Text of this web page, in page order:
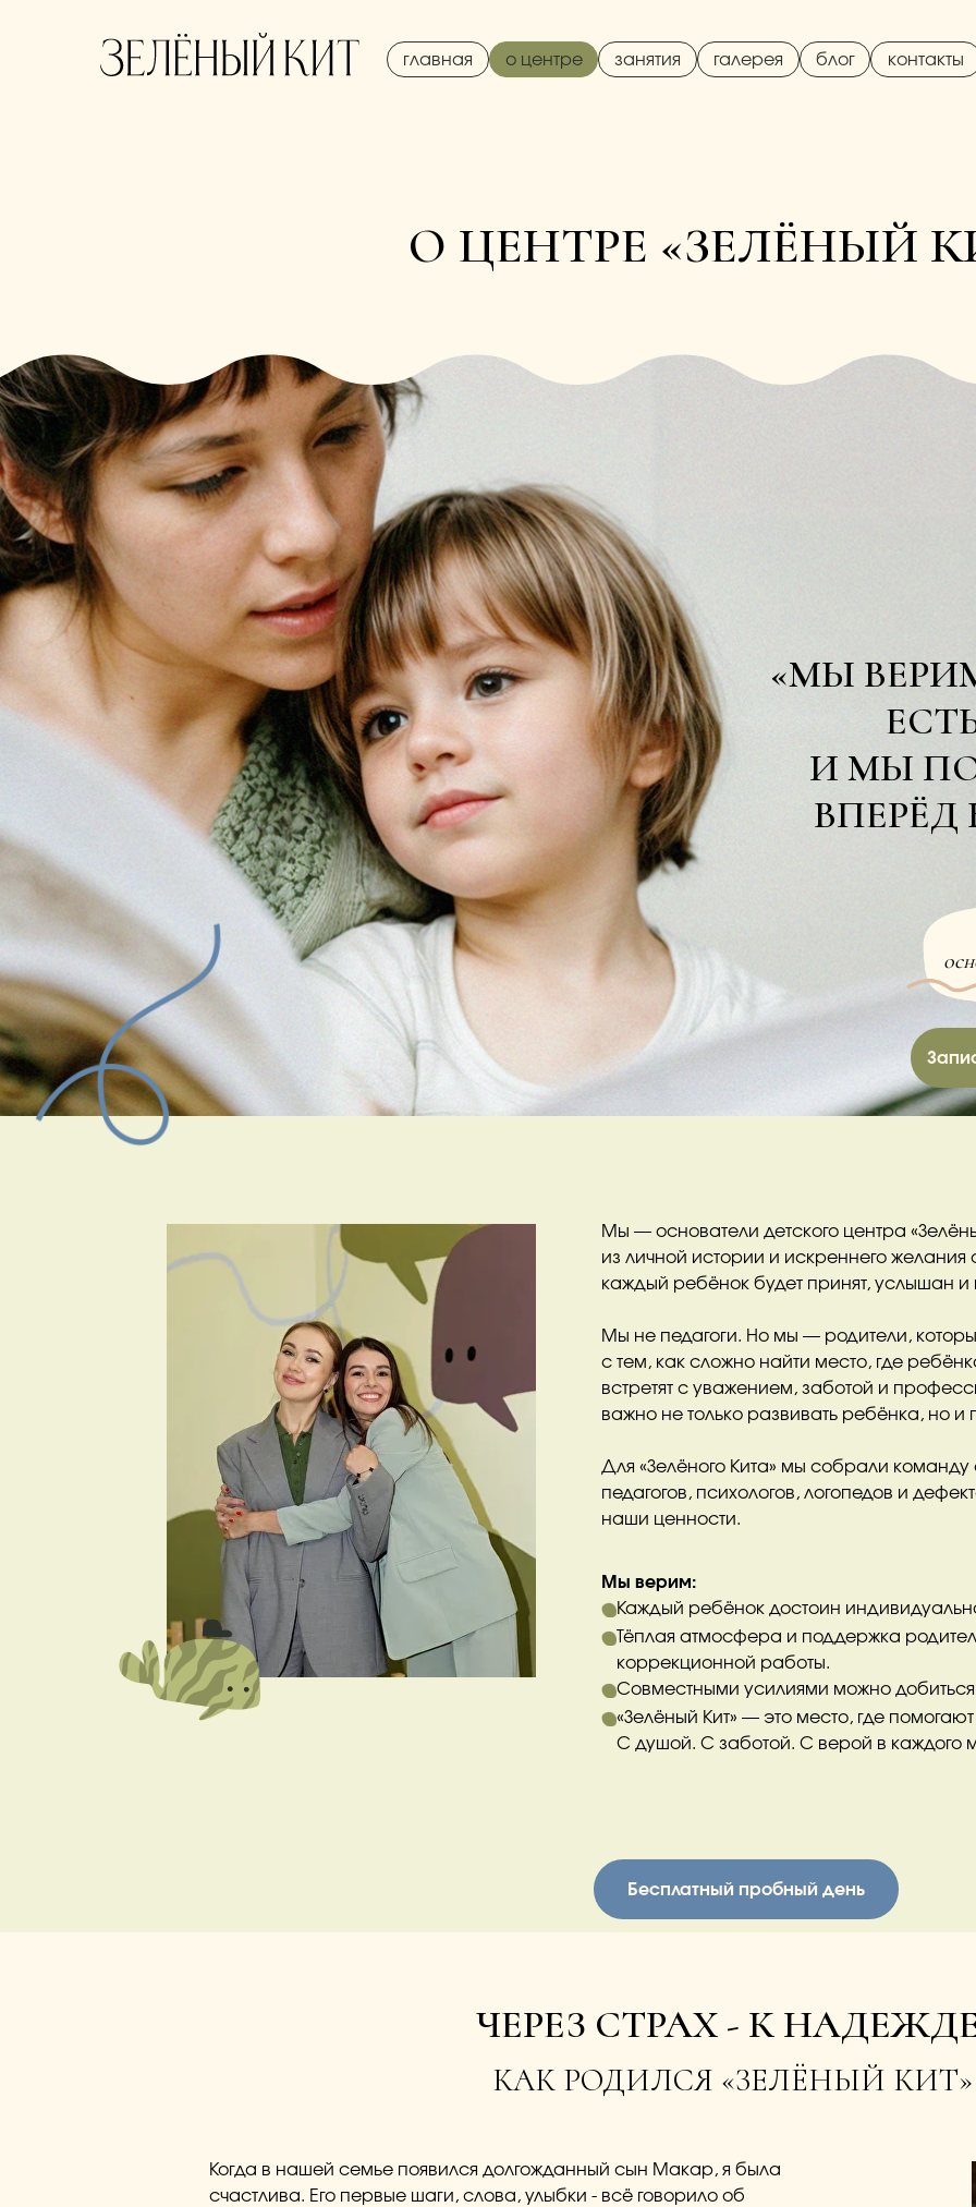
главная о центре занятия галерея блог контакты
О ЦЕНТРЕ «ЗЕЛЁНЫЙ
«МЫ
И МЫ
Мы — основатели детского центра
из личной истории и искреннего желания
каждый ребёнок будет принят, услышан и
Мы не педагоги. Но мы — родители,
с тем, как сложно найти место, где
встретят с уважением, заботой и
важно не только развивать ребёнка, но
Для «Зелёного Кита» мы собрали
педагогов, психологов, логопедов и
наши ценности.
Мы верим:
Каждый ребёнок достоин
Тёплая атмосфера и поддержка
коррекционной работы.
Совместными усилиями можно
«Зелёный Кит» — это место, где
С душой. С заботой. С верой в каждого
Бесплатный пробный день
ЧЕРЕЗ СТРАХ - К
КАК РОДИЛСЯ «ЗЕЛЁНЫЙ КИТ»
Когда в нашей семье появился долгожданный сын Макар, я была
счастлива. Его первые шаги, слова, улыбки - всё говорило об